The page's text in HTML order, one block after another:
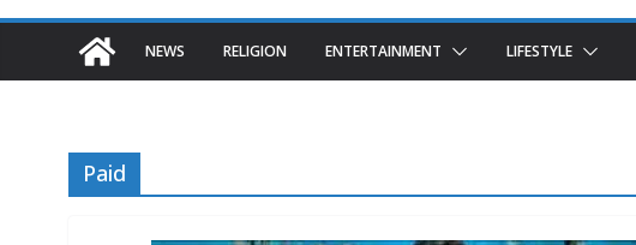
NEWS RELIGION ENTERTAINMENT LIFESTYLE
Paid